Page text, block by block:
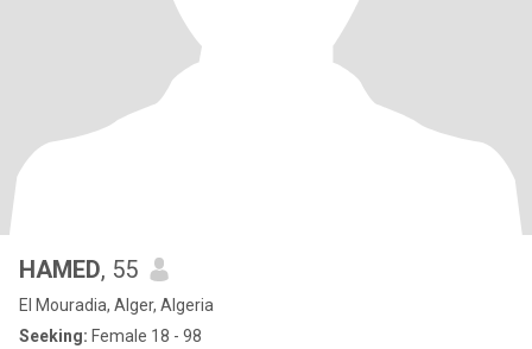
HAMED, 55
El Mouradia, Alger, Algeria
Seeking: Female 18 - 98